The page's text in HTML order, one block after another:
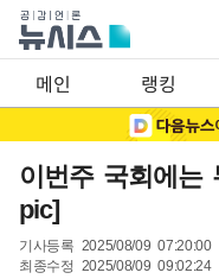
메인 랭킹
이번주 국회에는
pic]
기사등록 2025/08/09 07:20:00
최종수정 2025/08/09 09:02:24